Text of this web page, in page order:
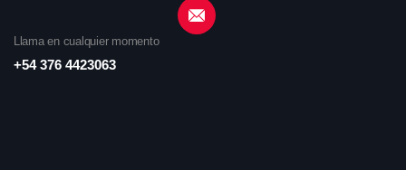
Llama en cualquier momento
+54 376 4423063